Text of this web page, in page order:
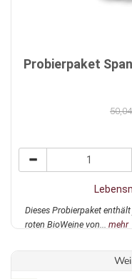
Probierpaket
Dieses Probierpaket
roten BioWeine von... mehr